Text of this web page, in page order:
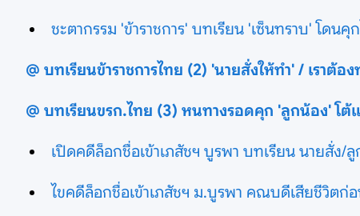
ชะตากรรม 'ข้าราชการ' บทเรียน 'เซ็นทราบ' โดน
@ บทเรียนข้าราชการไทย (2) 'นายสั่งให้ทำ' / เราต้อ
@ บทเรียนขรก.ไทย (3) หนทางรอดคุก 'ลูกน้อง' โต้
เปิดคดีล็อกชื่อเข้าเภสัชฯ บูรพา บทเรียน นายสั่ง/
ไขคดีล็อกชื่อเข้าเภสัชฯ ม.บูรพา คณบดีเสียชีวิตก่